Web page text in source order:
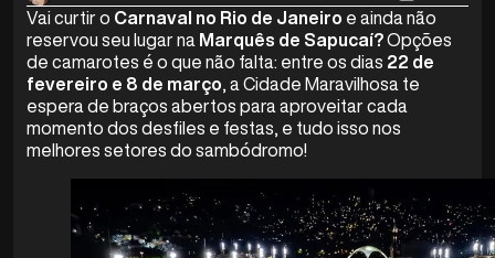
Vai curtir o Carnaval no Rio de Janeiro e ainda não
reservou seu lugar na Marquês de Sapucaí?Opções
de camarotes é o que não falta: entre os dias 22 de
fevereiro e 8 de março, a Cidade Maravilhosa te
espera de braços abertos para aproveitar cada
momento dos desfiles e festas, e tudo isso nos
melhores setores do sambódromo!